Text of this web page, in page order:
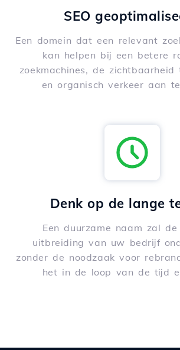
SEO
Een domein dat een relevant
kan helpen bij een betere
zoekmachines, de
en organisch verkeer aan
Denk op de lange
Een duurzame naam zal
uitbreiding van uw bedrijf
zonder de noodzaak voor
het in de loop van de tijd